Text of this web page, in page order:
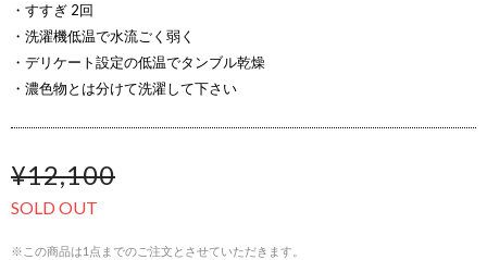
・すすぎ 2回
・洗濯機低温で水流ごく弱く
・デリケート設定の低温でタンブル乾燥
・濃色物とは分けて洗濯して下さい
¥12,100
SOLD OUT
※この商品は1点までのご注文とさせていただきます。